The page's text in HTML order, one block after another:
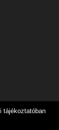
tájékoztatóban